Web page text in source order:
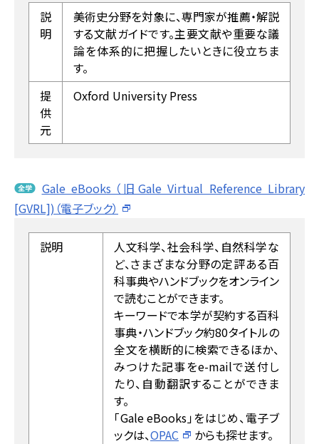
説
明
美術史分野を対象に、専門家が推薦・解説
する文献ガイドです。主要文献や重要な議
論を体系的に把握したいときに役立ちま
す。
提
供
元
Oxford University Press
Gale eBooks（旧Gale Virtual Reference Library
[GVRL])（電子ブック）
説明
人文科学、社会科学、自然科学な
ど、さまざまな分野の定評ある百
科事典やハンドブックをオンライン
で読むことができます。
キーワードで本学が契約する百科
事典・ハンドブック約80タイトルの
全文を横断的に検索できるほか、
みつけた記事をe-mailで送付し
たり、自動翻訳することができま
す。
「Gale eBooks」をはじめ、電子ブ
ックは、OPAC
からも探せます。